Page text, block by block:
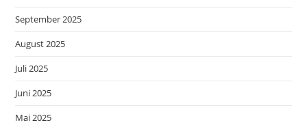
September 2025
August 2025
Juli 2025
Juni 2025
Mai 2025